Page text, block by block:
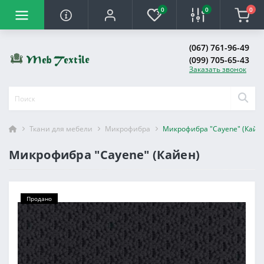
0 0 0
(067) 761-96-49
(099) 705-65-43
Заказать звонок
Ткани для мебели Микрофибра Микрофибра "Cayene"
Микрофибра "Cayene" (Кайен)
Продано